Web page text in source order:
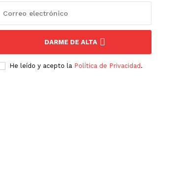
DARME DE ALTA
He leído y acepto la Política de Privacidad.